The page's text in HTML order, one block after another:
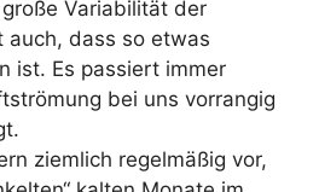
Variabilität der
auch, dass so etwas
ist. Es passiert immer
bei uns vorrangig
ziemlich regelmäßig vor,